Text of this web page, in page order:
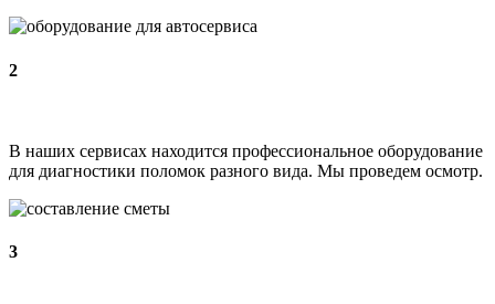
2
В наших сервисах находится профессиональное оборудование
для диагностики поломок разного вида. Мы проведем осмотр.
3